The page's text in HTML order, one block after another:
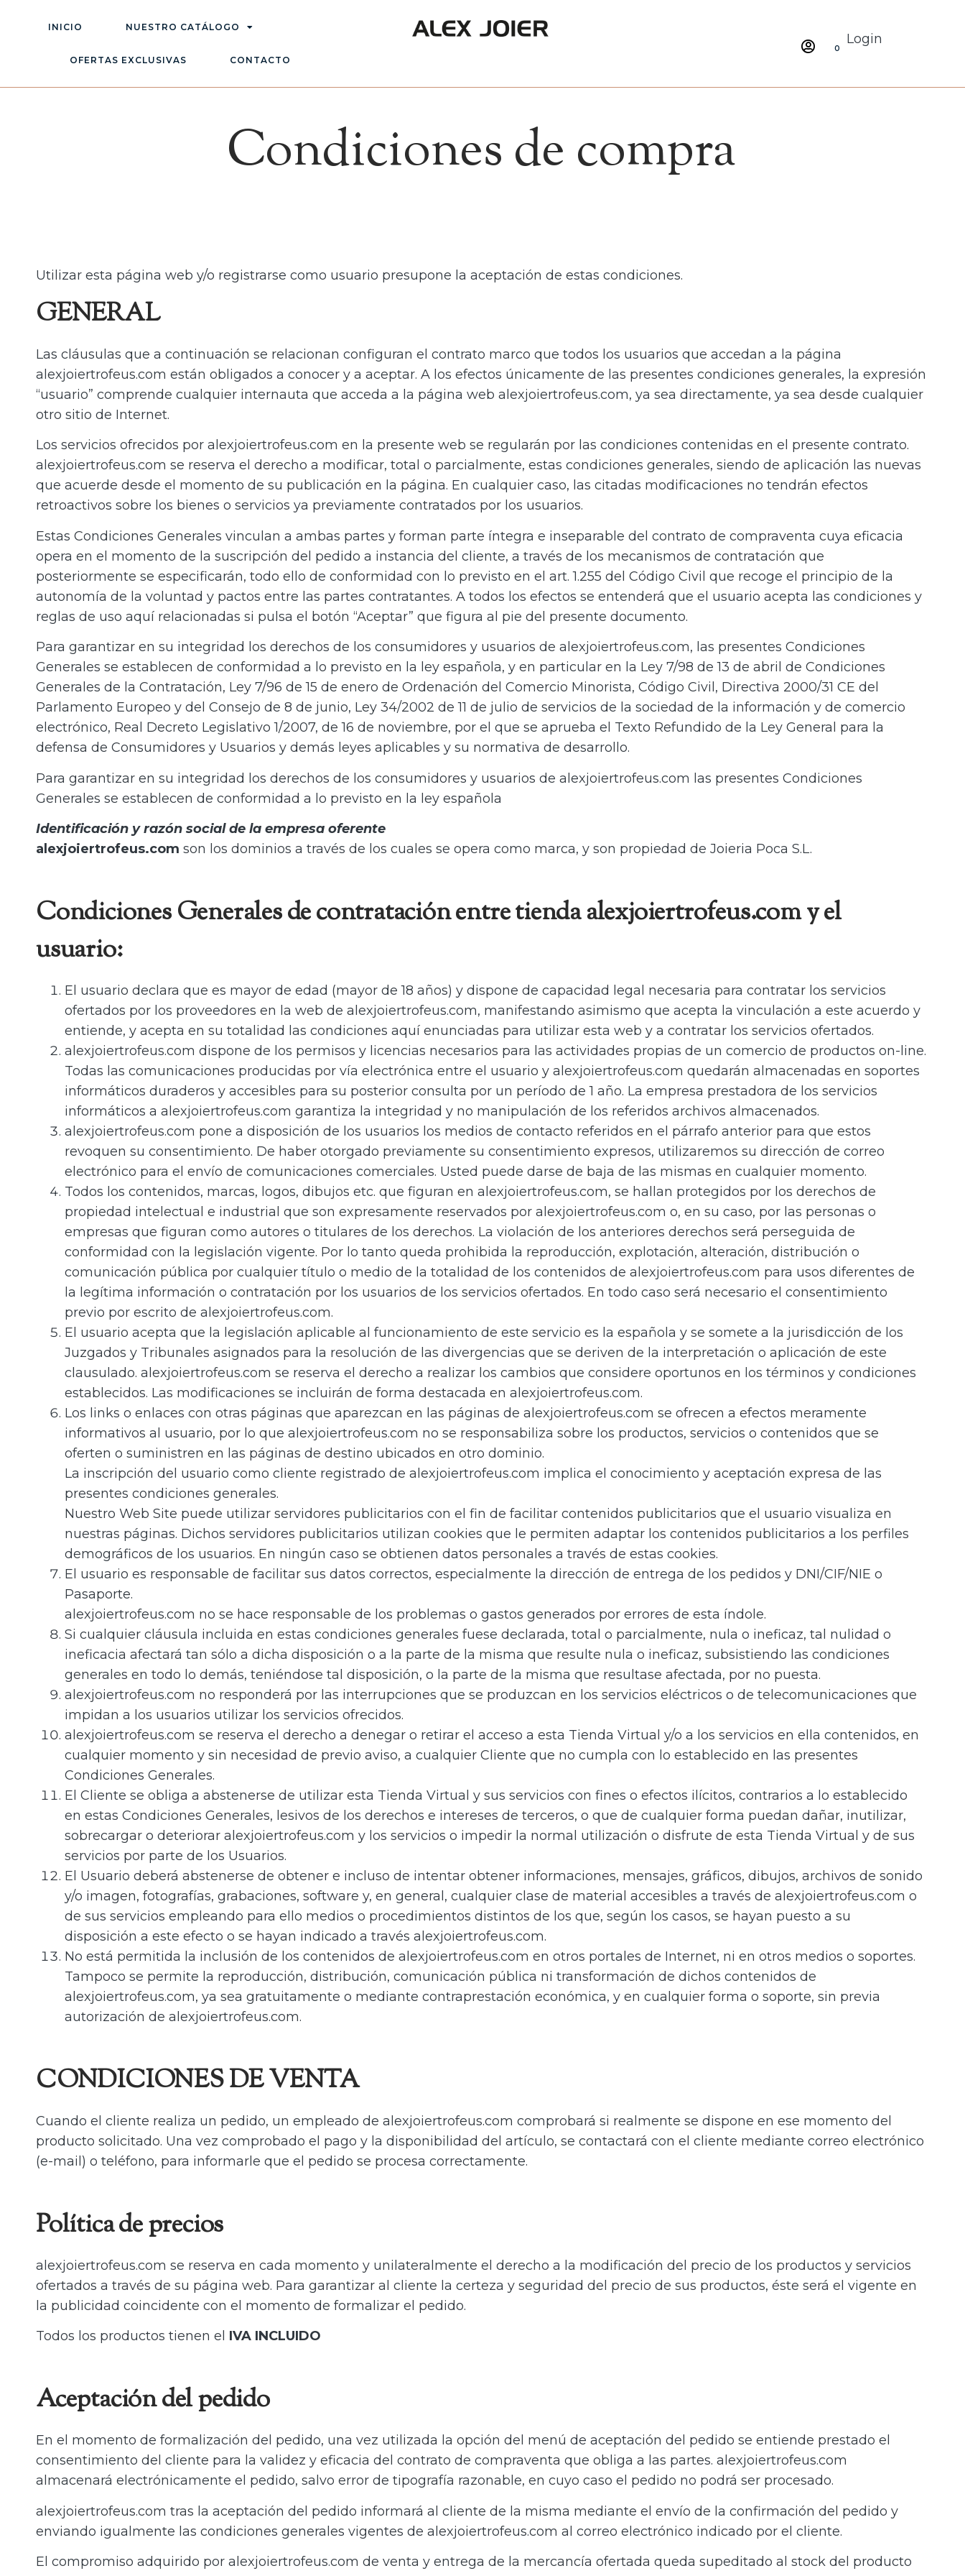
INICIO NUESTRO CATÁLOGO
OFERTAS EXCLUSIVAS CONTACTO
0
Login
Condiciones de compra
Utilizar esta página web y/o registrarse como usuario presupone la aceptación de estas condiciones.
GENERAL
Las cláusulas que a continuación se relacionan configuran el contrato marco que todos los usuarios que accedan a la página
alexjoiertrofeus.com están obligados a conocer y a aceptar. A los efectos únicamente de las presentes condiciones generales, la expresión
“usuario” comprende cualquier internauta que acceda a la página web alexjoiertrofeus.com, ya sea directamente, ya sea desde cualquier
otro sitio de Internet.
Los servicios ofrecidos por alexjoiertrofeus.com en la presente web se regularán por las condiciones contenidas en el presente contrato.
alexjoiertrofeus.com se reserva el derecho a modificar, total o parcialmente, estas condiciones generales, siendo de aplicación las nuevas
que acuerde desde el momento de su publicación en la página. En cualquier caso, las citadas modificaciones no tendrán efectos
retroactivos sobre los bienes o servicios ya previamente contratados por los usuarios.
Estas Condiciones Generales vinculan a ambas partes y forman parte íntegra e inseparable del contrato de compraventa cuya eficacia
opera en el momento de la suscripción del pedido a instancia del cliente, a través de los mecanismos de contratación que
posteriormente se especificarán, todo ello de conformidad con lo previsto en el art. 1.255 del Código Civil que recoge el principio de la
autonomía de la voluntad y pactos entre las partes contratantes. A todos los efectos se entenderá que el usuario acepta las condiciones y
reglas de uso aquí relacionadas si pulsa el botón “Aceptar” que figura al pie del presente documento.
Para garantizar en su integridad los derechos de los consumidores y usuarios de alexjoiertrofeus.com, las presentes Condiciones
Generales se establecen de conformidad a lo previsto en la ley española, y en particular en la Ley 7/98 de 13 de abril de Condiciones
Generales de la Contratación, Ley 7/96 de 15 de enero de Ordenación del Comercio Minorista, Código Civil, Directiva 2000/31 CE del
Parlamento Europeo y del Consejo de 8 de junio, Ley 34/2002 de 11 de julio de servicios de la sociedad de la información y de comercio
electrónico, Real Decreto Legislativo 1/2007, de 16 de noviembre, por el que se aprueba el Texto Refundido de la Ley General para la
defensa de Consumidores y Usuarios y demás leyes aplicables y su normativa de desarrollo.
Para garantizar en su integridad los derechos de los consumidores y usuarios de alexjoiertrofeus.com las presentes Condiciones
Generales se establecen de conformidad a lo previsto en la ley española
Identificación y razón social de la empresa oferente
alexjoiertrofeus.com son los dominios a través de los cuales se opera como marca, y son propiedad de Joieria Poca S.L.
Condiciones Generales de contratación entre tienda alexjoiertrofeus.com y el
usuario:
El usuario declara que es mayor de edad (mayor de 18 años) y dispone de capacidad legal necesaria para contratar los servicios
ofertados por los proveedores en la web de alexjoiertrofeus.com, manifestando asimismo que acepta la vinculación a este acuerdo y
entiende, y acepta en su totalidad las condiciones aquí enunciadas para utilizar esta web y a contratar los servicios ofertados.
alexjoiertrofeus.com dispone de los permisos y licencias necesarios para las actividades propias de un comercio de productos on-line.
Todas las comunicaciones producidas por vía electrónica entre el usuario y alexjoiertrofeus.com quedarán almacenadas en soportes
informáticos duraderos y accesibles para su posterior consulta por un período de 1 año. La empresa prestadora de los servicios
informáticos a alexjoiertrofeus.com garantiza la integridad y no manipulación de los referidos archivos almacenados.
alexjoiertrofeus.com pone a disposición de los usuarios los medios de contacto referidos en el párrafo anterior para que estos
revoquen su consentimiento. De haber otorgado previamente su consentimiento expresos, utilizaremos su dirección de correo
electrónico para el envío de comunicaciones comerciales. Usted puede darse de baja de las mismas en cualquier momento.
Todos los contenidos, marcas, logos, dibujos etc. que figuran en alexjoiertrofeus.com, se hallan protegidos por los derechos de
propiedad intelectual e industrial que son expresamente reservados por alexjoiertrofeus.com o, en su caso, por las personas o
empresas que figuran como autores o titulares de los derechos. La violación de los anteriores derechos será perseguida de
conformidad con la legislación vigente. Por lo tanto queda prohibida la reproducción, explotación, alteración, distribución o
comunicación pública por cualquier título o medio de la totalidad de los contenidos de alexjoiertrofeus.com para usos diferentes de
la legítima información o contratación por los usuarios de los servicios ofertados. En todo caso será necesario el consentimiento
previo por escrito de alexjoiertrofeus.com.
El usuario acepta que la legislación aplicable al funcionamiento de este servicio es la española y se somete a la jurisdicción de los
Juzgados y Tribunales asignados para la resolución de las divergencias que se deriven de la interpretación o aplicación de este
clausulado. alexjoiertrofeus.com se reserva el derecho a realizar los cambios que considere oportunos en los términos y condiciones
establecidos. Las modificaciones se incluirán de forma destacada en alexjoiertrofeus.com.
Los links o enlaces con otras páginas que aparezcan en las páginas de alexjoiertrofeus.com se ofrecen a efectos meramente
informativos al usuario, por lo que alexjoiertrofeus.com no se responsabiliza sobre los productos, servicios o contenidos que se
oferten o suministren en las páginas de destino ubicados en otro dominio.
La inscripción del usuario como cliente registrado de alexjoiertrofeus.com implica el conocimiento y aceptación expresa de las
presentes condiciones generales.
Nuestro Web Site puede utilizar servidores publicitarios con el fin de facilitar contenidos publicitarios que el usuario visualiza en
nuestras páginas. Dichos servidores publicitarios utilizan cookies que le permiten adaptar los contenidos publicitarios a los perfiles
demográficos de los usuarios. En ningún caso se obtienen datos personales a través de estas cookies.
El usuario es responsable de facilitar sus datos correctos, especialmente la dirección de entrega de los pedidos y DNI/CIF/NIE o
Pasaporte.
alexjoiertrofeus.com no se hace responsable de los problemas o gastos generados por errores de esta índole.
Si cualquier cláusula incluida en estas condiciones generales fuese declarada, total o parcialmente, nula o ineficaz, tal nulidad o
ineficacia afectará tan sólo a dicha disposición o a la parte de la misma que resulte nula o ineficaz, subsistiendo las condiciones
generales en todo lo demás, teniéndose tal disposición, o la parte de la misma que resultase afectada, por no puesta.
alexjoiertrofeus.com no responderá por las interrupciones que se produzcan en los servicios eléctricos o de telecomunicaciones que
impidan a los usuarios utilizar los servicios ofrecidos.
alexjoiertrofeus.com se reserva el derecho a denegar o retirar el acceso a esta Tienda Virtual y/o a los servicios en ella contenidos, en
cualquier momento y sin necesidad de previo aviso, a cualquier Cliente que no cumpla con lo establecido en las presentes
Condiciones Generales.
El Cliente se obliga a abstenerse de utilizar esta Tienda Virtual y sus servicios con fines o efectos ilícitos, contrarios a lo establecido
en estas Condiciones Generales, lesivos de los derechos e intereses de terceros, o que de cualquier forma puedan dañar, inutilizar,
sobrecargar o deteriorar alexjoiertrofeus.com y los servicios o impedir la normal utilización o disfrute de esta Tienda Virtual y de sus
servicios por parte de los Usuarios.
El Usuario deberá abstenerse de obtener e incluso de intentar obtener informaciones, mensajes, gráficos, dibujos, archivos de sonido
y/o imagen, fotografías, grabaciones, software y, en general, cualquier clase de material accesibles a través de alexjoiertrofeus.com o
de sus servicios empleando para ello medios o procedimientos distintos de los que, según los casos, se hayan puesto a su
disposición a este efecto o se hayan indicado a través alexjoiertrofeus.com.
No está permitida la inclusión de los contenidos de alexjoiertrofeus.com en otros portales de Internet, ni en otros medios o soportes.
Tampoco se permite la reproducción, distribución, comunicación pública ni transformación de dichos contenidos de
alexjoiertrofeus.com, ya sea gratuitamente o mediante contraprestación económica, y en cualquier forma o soporte, sin previa
autorización de alexjoiertrofeus.com.
CONDICIONES DE VENTA
Cuando el cliente realiza un pedido, un empleado de alexjoiertrofeus.com comprobará si realmente se dispone en ese momento del
producto solicitado. Una vez comprobado el pago y la disponibilidad del artículo, se contactará con el cliente mediante correo electrónico
(e-mail) o teléfono, para informarle que el pedido se procesa correctamente.
Política de precios
alexjoiertrofeus.com se reserva en cada momento y unilateralmente el derecho a la modificación del precio de los productos y servicios
ofertados a través de su página web. Para garantizar al cliente la certeza y seguridad del precio de sus productos, éste será el vigente en
la publicidad coincidente con el momento de formalizar el pedido.
Todos los productos tienen el IVA INCLUIDO
Aceptación del pedido
En el momento de formalización del pedido, una vez utilizada la opción del menú de aceptación del pedido se entiende prestado el
consentimiento del cliente para la validez y eficacia del contrato de compraventa que obliga a las partes. alexjoiertrofeus.com
almacenará electrónicamente el pedido, salvo error de tipografía razonable, en cuyo caso el pedido no podrá ser procesado.
alexjoiertrofeus.com tras la aceptación del pedido informará al cliente de la misma mediante el envío de la confirmación del pedido y
enviando igualmente las condiciones generales vigentes de alexjoiertrofeus.com al correo electrónico indicado por el cliente.
El compromiso adquirido por alexjoiertrofeus.com de venta y entrega de la mercancía ofertada queda supeditado al stock del producto